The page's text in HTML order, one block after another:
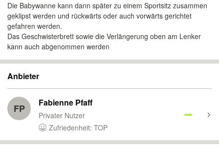
Die Babywanne kann dann später zu einem Sportsitz zusammen
geklipst werden und rückwärts oder auch vorwärts gerichtet
gefahren werden.
Das Geschwisterbrett sowie die Verlängerung oben am Lenker
kann auch abgenommen werden
Anbieter
FP Fabienne Pfaff
Privater Nutzer
Zufriedenheit: TOP